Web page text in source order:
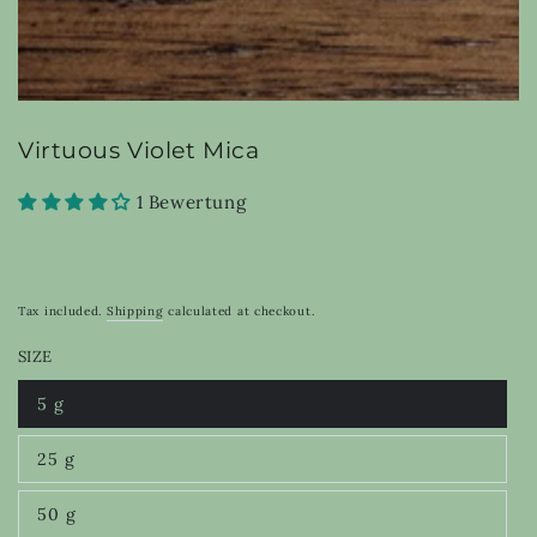
Virtuous Violet Mica
1 Bewertung
Tax included. Shipping calculated at checkout.
SIZE
5 g
Variant
sold
or
unavailable
25 g
Variant
sold
or
50 g
Variant